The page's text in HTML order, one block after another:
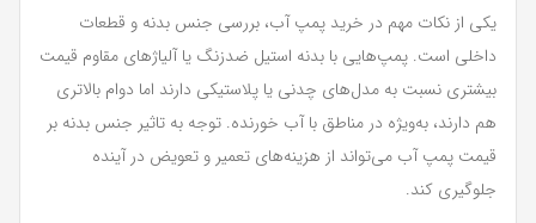
یکی از نکات مهم در خرید پمپ آب، بررسی جنس بدنه و قطعات
داخلی است. پمپ‌هایی با بدنه استیل ضدزنگ یا آلیاژهای مقاوم قیمت
بیشتری نسبت به مدل‌های چدنی یا پلاستیکی دارند اما دوام بالاتری
هم دارند، به‌ویژه در مناطق با آب خورنده. توجه به تاثیر جنس بدنه بر
قیمت پمپ آب می‌تواند از هزینه‌های تعمیر و تعویض در آینده
جلوگیری کند.